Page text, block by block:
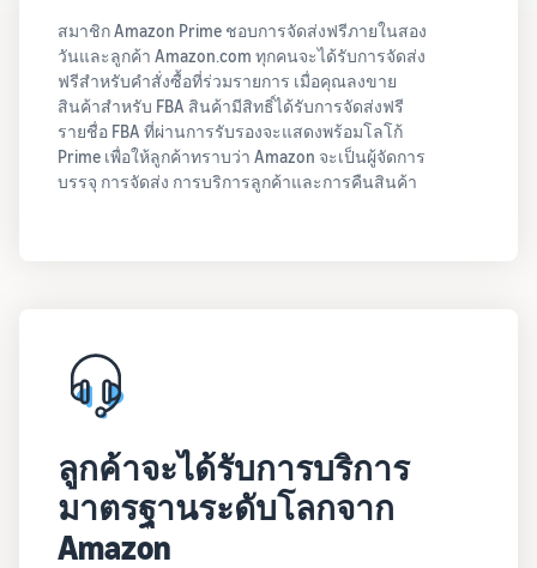
สมาชิก Amazon Prime ชอบการจัดส่งฟรีภายในสอง
วันและลูกค้า Amazon.com ทุกคนจะได้รับการจัดส่ง
ฟรีสำหรับคำสั่งซื้อที่ร่วมรายการ เมื่อคุณลงขาย
สินค้าสำหรับ FBA สินค้ามีสิทธิ์ได้รับการจัดส่งฟรี
รายชื่อ FBA ที่ผ่านการรับรองจะแสดงพร้อมโลโก้
Prime เพื่อให้ลูกค้าทราบว่า Amazon จะเป็นผู้จัดการ
บรรจุ การจัดส่ง การบริการลูกค้าและการคืนสินค้า
ลูกค้าจะได้รับการบริการ
มาตรฐานระดับโลกจาก
Amazon